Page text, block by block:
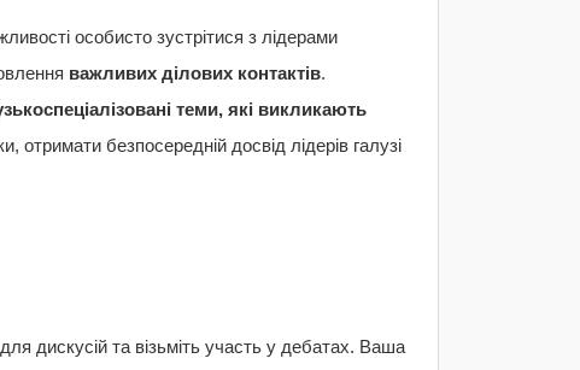
особисто зустрітися з лідерами
важливих ділових контактів.
теми, які викликають
безпосередній досвід лідерів галузі
дискусій та візьміть участь у дебатах. Ваша